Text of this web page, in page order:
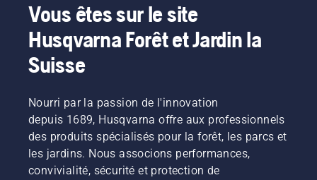
Vous êtes sur le site
Husqvarna Forêt et Jardin la
Suisse
Nourri par la passion de l'innovation
depuis 1689, Husqvarna offre aux professionnels
des produits spécialisés pour la forêt, les parcs et
les jardins. Nous associons performances,
convivialité, sécurité et protection de